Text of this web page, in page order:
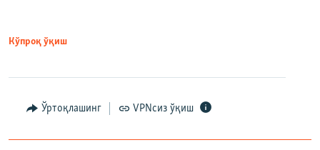
Кўпроқ ўқиш
Ўртоқлашинг VPNсиз ўқиш